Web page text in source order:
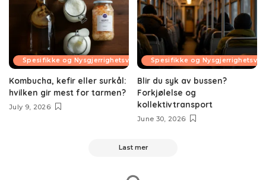
Spesifikke og Nysgjerrighetsvekkende Temaer
Kombucha, kefir eller surkål:
hvilken gir mest for tarmen?
July 9, 2026
Spesifikke og
Blir du syk av bussen?
Forkjølelse og
kollektivtransport
June 30, 2026
Last mer